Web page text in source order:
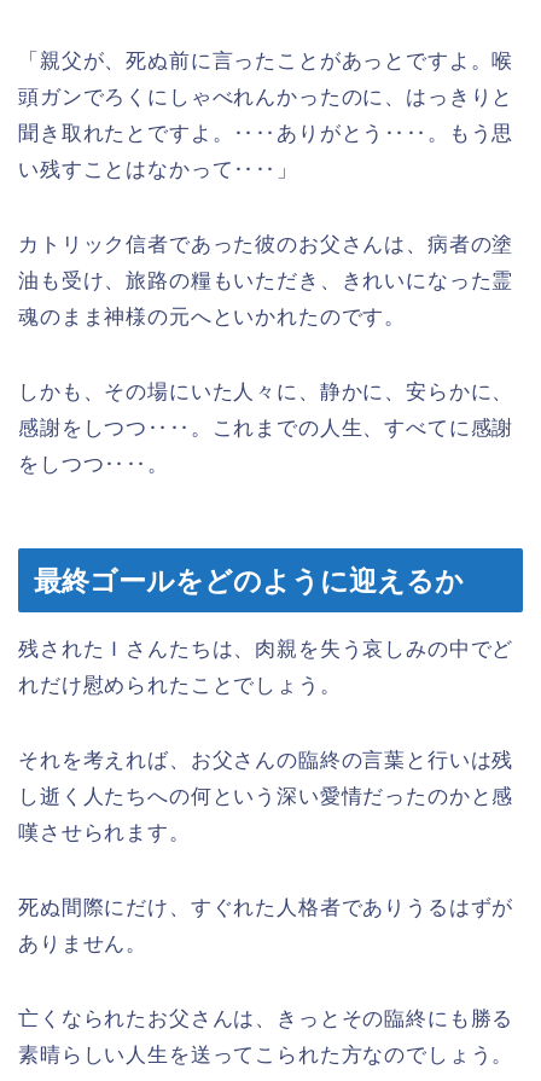
「親父が、死ぬ前に言ったことがあっとですよ。喉
頭ガンでろくにしゃべれんかったのに、はっきりと
聞き取れたとですよ。‥‥ありがとう‥‥。もう思
い残すことはなかって‥‥」
カトリック信者であった彼のお父さんは、病者の塗
油も受け、旅路の糧もいただき、きれいになった霊
魂のまま神様の元へといかれたのです。
しかも、その場にいた人々に、静かに、安らかに、
感謝をしつつ‥‥。これまでの人生、すべてに感謝
をしつつ‥‥。
最終ゴールをどのように迎えるか
残されたＩさんたちは、肉親を失う哀しみの中でど
れだけ慰められたことでしょう。
それを考えれば、お父さんの臨終の言葉と行いは残
し逝く人たちへの何という深い愛情だったのかと感
嘆させられます。
死ぬ間際にだけ、すぐれた人格者でありうるはずが
ありません。
亡くなられたお父さんは、きっとその臨終にも勝る
素晴らしい人生を送ってこられた方なのでしょう。